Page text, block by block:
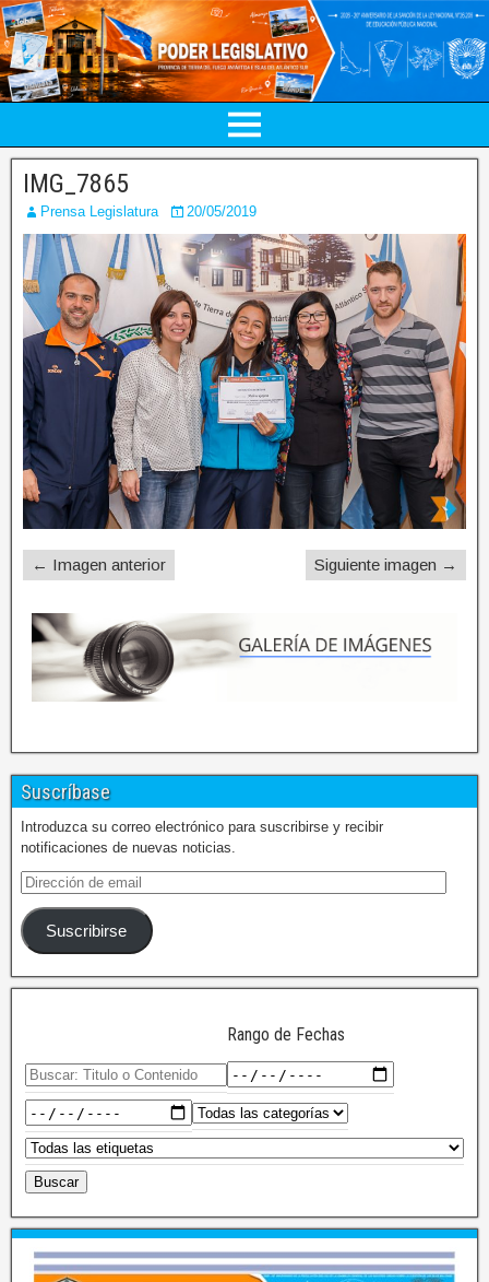
IMG_7865
Prensa Legislatura 20/05/2019
← Imagen anterior Siguiente imagen →
Suscríbase
Introduzca su correo electrónico para suscribirse y recibir
notificaciones de nuevas noticias.
Suscribirse
Rango de Fechas